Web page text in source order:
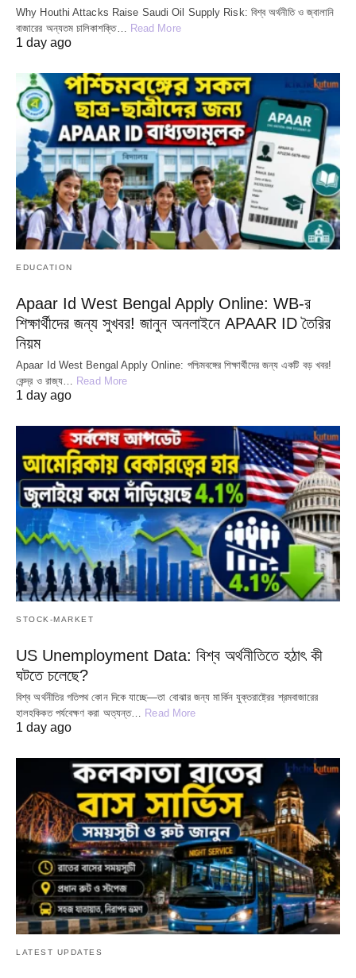
Why Houthi Attacks Raise Saudi Oil Supply Risk: বিশ্ব অর্থনীতি ও জ্বালানি
বাজারের অন্যতম চালিকাশক্তি…
Read More
1 day ago
EDUCATION
Apaar Id West Bengal Apply Online: WB-র
শিক্ষার্থীদের জন্য সুখবর! জানুন অনলাইনে APAAR ID তৈরির
নিয়ম
Apaar Id West Bengal Apply Online: পশ্চিমবঙ্গের শিক্ষার্থীদের জন্য একটি বড় খবর!
কেন্দ্র ও রাজ্য… Read More
1 day ago
STOCK-MARKET
US Unemployment Data: বিশ্ব অর্থনীতিতে হঠাৎ কী
ঘটতে চলেছে?
বিশ্ব অর্থনীতির গতিপথ কোন দিকে যাচ্ছে—তা বোঝার জন্য মার্কিন যুক্তরাষ্ট্রের শ্রমবাজারের
হালহকিকত পর্যবেক্ষণ করা অত্যন্ত… Read More
1 day ago
LATEST UPDATES